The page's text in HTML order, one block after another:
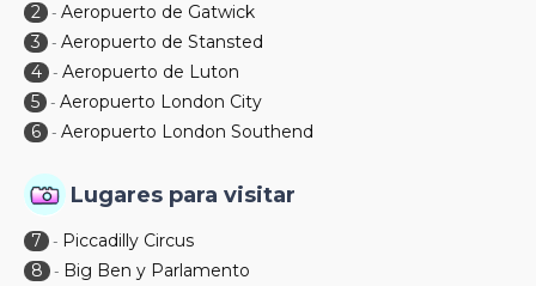
2 - Aeropuerto de Gatwick
3
- Aeropuerto de Stansted
4 - Aeropuerto de Luton
5 - Aeropuerto London City
6 - Aeropuerto London Southend
Lugares para visitar
7 - Piccadilly Circus
8
- Big Ben y Parlamento